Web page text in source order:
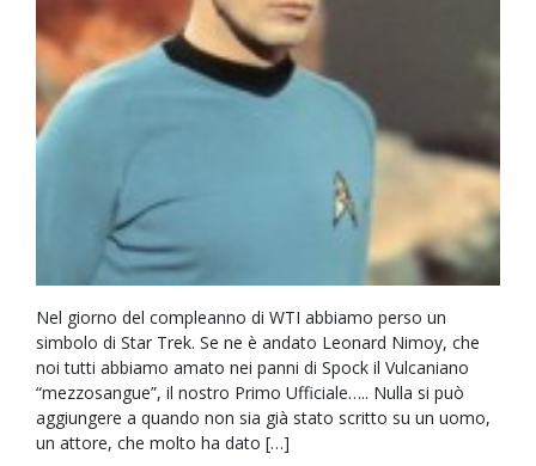
Nel giorno del compleanno di WTI abbiamo perso un
simbolo di Star Trek. Se ne è andato Leonard Nimoy, che
noi tutti abbiamo amato nei panni di Spock il Vulcaniano
“mezzosangue”, il nostro Primo Ufficiale….. Nulla si può
aggiungere a quando non sia già stato scritto su un uomo,
un attore, che molto ha dato […]